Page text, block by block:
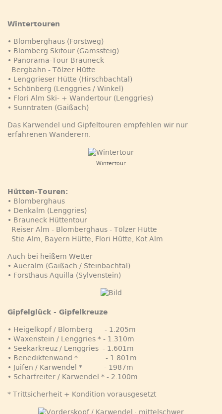
Wintertouren
• Blomberghaus (Forstweg)
• Blomberg Skitour (Gamssteig)
• Panorama-Tour Brauneck
Bergbahn - Tölzer Hütte
• Lenggrieser Hütte (Hirschbachtal)
• Schönberg (Lenggries / Winkel)
• Flori Alm Ski- + Wandertour (Lenggries)
• Sunntraten (Gaißach)
Das Karwendel und Gipfeltouren empfehlen wir nur
erfahrenen Wanderern.
Wintertour
Hütten-Touren:
• Blomberghaus
• Denkalm (Lenggries)
• Brauneck Hüttentour
Reiser Alm - Blomberghaus - Tölzer Hütte
Stie Alm, Bayern Hütte, Flori Hütte, Kot Alm
Auch bei heißem Wetter
• Aueralm (Gaißach / Steinbachtal)
• Forsthaus Aquilla (Sylvenstein)
Gipfelglück - Gipfelkreuze
• Heigelkopf / Blomberg - 1.205m
• Waxenstein / Lenggries * - 1.310m
• Seekarkreuz / Lenggries - 1.601m
• Benediktenwand * - 1.801m
• Juifen / Karwendel * - 1987m
• Scharfreiter / Karwendel * - 2.100m
* Trittsicherheit + Kondition vorausgesetzt